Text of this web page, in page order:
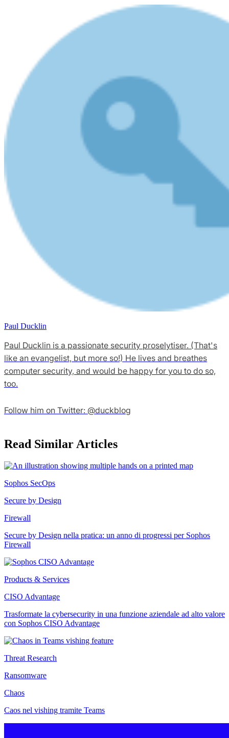
Paul Ducklin
Paul Ducklin is a passionate security proselytiser. (That's
like an evangelist, but more so!) He lives and breathes
computer security, and would be happy for you to do so,
too.
Follow him on Twitter: @duckblog
Read Similar Articles
Sophos SecOps
Secure by Design
Firewall
Secure by Design nella pratica: un anno di progressi per Sophos
Firewall
Products & Services
CISO Advantage
Trasformate la cybersecurity in una funzione aziendale ad alto valore
con Sophos CISO Advantage
Threat Research
Ransomware
Chaos
Caos nel vishing tramite Teams